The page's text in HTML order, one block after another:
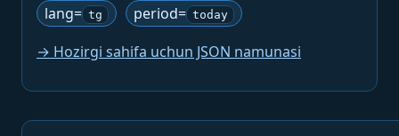
lang= tg period= today
→ Hozirgi sahifa uchun JSON namunasi